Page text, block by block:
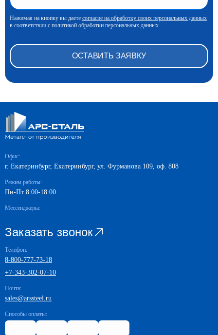
Нажимая на кнопку вы даете согласие на обработку своих персональных данных
в соответствии с политикой обработки персональных данных
Офис:
г. Екатеринбург, Екатеринбург, ул. Фурманова 109, оф. 808
Режим работы:
Пн-Пт 8:00-18:00
Мессенджеры:
Заказать звонок
Телефон:
8-800-777-73-18
+7-343-302-07-10
Почта:
sales@arssteel.ru
Способы оплаты: